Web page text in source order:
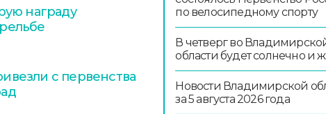
награду
с первенства
по велосипедному спорту
В четверг во
области будет солнечно и
Новости Владимирской
за 5 августа 2026 года